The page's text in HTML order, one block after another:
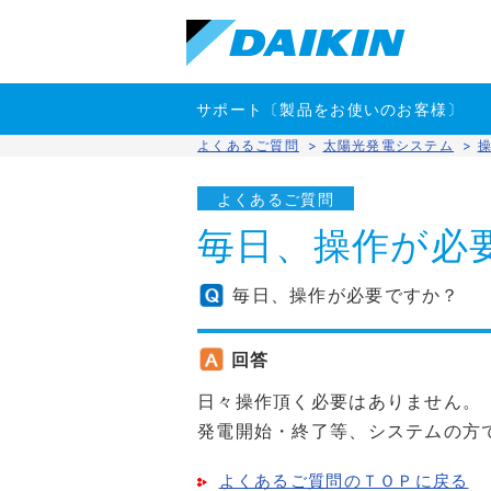
サポート〔製品をお使いのお客様〕
よくあるご質問 > 太陽光発電システム >
よくあるご質問
毎日、操作が必
毎日、操作が必要ですか？
回答
日々操作頂く必要はありません。
発電開始・終了等、システムの方
よくあるご質問のＴＯＰに戻る